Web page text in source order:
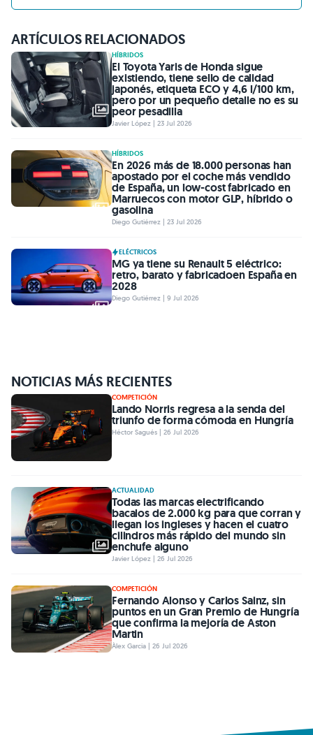
ARTÍCULOS RELACIONADOS
HÍBRIDOS
El Toyota Yaris de Honda sigue
existiendo, tiene sello de calidad
japonés, etiqueta ECO y 4,6 l/100 km,
pero por un pequeño detalle no es su
peor pesadilla
Javier López | 23 Jul 2026
HÍBRIDOS
En 2026 más de 18.000 personas han
apostado por el coche más vendido
de España, un low-cost fabricado en
Marruecos con motor GLP, híbrido o
gasolina
Diego Gutiérrez | 23 Jul 2026
ELÉCTRICOS
MG ya tiene su Renault 5 eléctrico:
retro, barato y fabricadoen España en
2028
Diego Gutiérrez | 9 Jul 2026
NOTICIAS MÁS RECIENTES
COMPETICIÓN
Lando Norris regresa a la senda del
triunfo de forma cómoda en Hungría
Héctor Sagués | 26 Jul 2026
ACTUALIDAD
Todas las marcas electrificando
bacalos de 2.000 kg para que corran y
llegan los ingleses y hacen el cuatro
cilindros más rápido del mundo sin
enchufe alguno
Javier López | 26 Jul 2026
COMPETICIÓN
Fernando Alonso y Carlos Sainz, sin
puntos en un Gran Premio de Hungría
que confirma la mejoría de Aston
Martin
Àlex Garcia | 26 Jul 2026